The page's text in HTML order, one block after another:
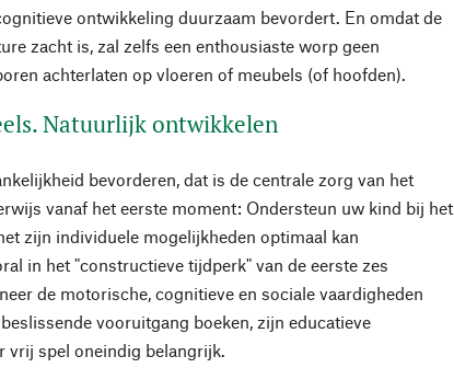
ontwikkeling duurzaam bevordert. En omdat de
zacht is, zal zelfs een enthousiaste worp geen
achterlaten op vloeren of meubels (of hoofden).
Natuurlijk ontwikkelen
bevorderen, dat is de centrale zorg van het
vanaf het eerste moment: Ondersteun uw kind bij het
zijn individuele mogelijkheden optimaal kan
in het "constructieve tijdperk" van de eerste zes
de motorische, cognitieve en sociale vaardigheden
vooruitgang boeken, zijn educatieve
vrij spel oneindig belangrijk.